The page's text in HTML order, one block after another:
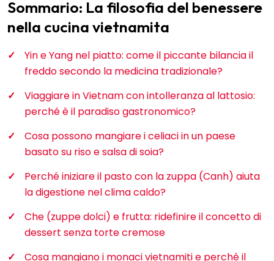
Sommario: La filosofia del benessere
nella cucina vietnamita
Yin e Yang nel piatto: come il piccante bilancia il
freddo secondo la medicina tradizionale?
Viaggiare in Vietnam con intolleranza al lattosio:
perché è il paradiso gastronomico?
Cosa possono mangiare i celiaci in un paese
basato su riso e salsa di soia?
Perché iniziare il pasto con la zuppa (Canh) aiuta
la digestione nel clima caldo?
Che (zuppe dolci) e frutta: ridefinire il concetto di
dessert senza torte cremose
Cosa mangiano i monaci vietnamiti e perché il